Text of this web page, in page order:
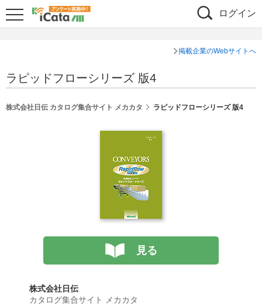
ログイン
掲載企業のWebサイトへ
ラピッドフローシリーズ 版4
株式会社日伝 カタログ集合サイト メカカタ ラピッドフローシリーズ 版4
見る
株式会社日伝
カタログ集合サイト メカカタ